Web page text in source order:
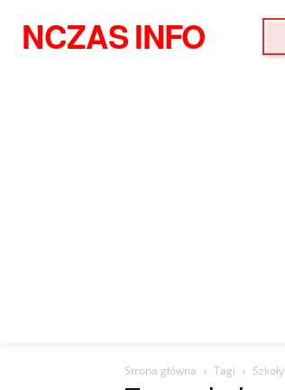
NCZASINFO
Strona główna Tagi Szkoły